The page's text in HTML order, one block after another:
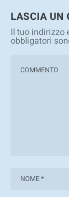
LASCIA UN
Il tuo indirizzo
obbligatori